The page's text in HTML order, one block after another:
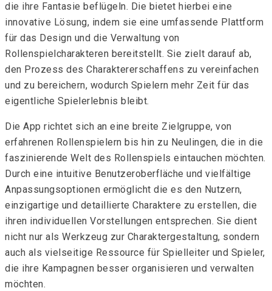
die ihre Fantasie beflügeln. Die bietet hierbei eine
innovative Lösung, indem sie eine umfassende Plattform
für das Design und die Verwaltung von
Rollenspielcharakteren bereitstellt. Sie zielt darauf ab,
den Prozess des Charaktererschaffens zu vereinfachen
und zu bereichern, wodurch Spielern mehr Zeit für das
eigentliche Spielerlebnis bleibt.
Die App richtet sich an eine breite Zielgruppe, von
erfahrenen Rollenspielern bis hin zu Neulingen, die in die
faszinierende Welt des Rollenspiels eintauchen möchten.
Durch eine intuitive Benutzeroberfläche und vielfältige
Anpassungsoptionen ermöglicht die es den Nutzern,
einzigartige und detaillierte Charaktere zu erstellen, die
ihren individuellen Vorstellungen entsprechen. Sie dient
nicht nur als Werkzeug zur Charaktergestaltung, sondern
auch als vielseitige Ressource für Spielleiter und Spieler,
die ihre Kampagnen besser organisieren und verwalten
möchten.